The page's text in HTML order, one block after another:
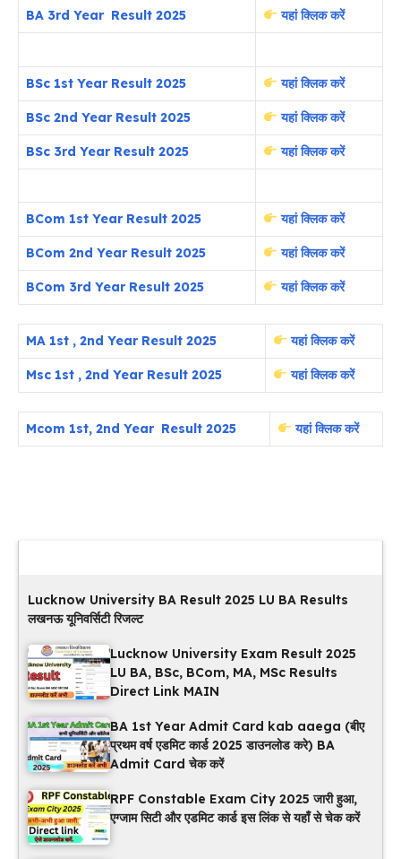
BA 3rd Year Result 2025 यहां क्लिक करें
BSc 1st Year Result 2025 यहां क्लिक करें
BSc 2nd Year Result 2025 यहां क्लिक करें
BSc 3rd Year Result 2025 यहां क्लिक करें
BCom 1st Year Result 2025 यहां क्लिक करें
BCom 2nd Year Result 2025 यहां क्लिक करें
BCom 3rd Year Result 2025 यहां क्लिक करें
MA 1st , 2nd Year Result 2025 यहां क्लिक करें
Msc 1st , 2nd Year Result 2025 यहां क्लिक करें
Mcom 1st, 2nd Year Result 2025 यहां क्लिक करें
Lucknow University BA Result 2025 LU BA Results
लखनऊ यूनिवर्सिटी रिजल्ट
Lucknow University Exam Result 2025
LU BA, BSc, BCom, MA, MSc Results
Direct Link MAIN
BA 1st Year Admit Card kab aaega (बीए
प्रथम वर्ष एडमिट कार्ड 2025 डाउनलोड करे) BA
Admit Card चेक करें
RPF Constable Exam City 2025 जारी हुआ,
एग्जाम सिटी और एडमिट कार्ड इस लिंक से यहाँ से चेक करें